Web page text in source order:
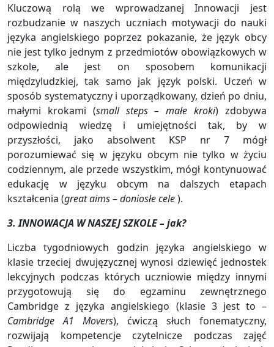
Kluczową rolą we wprowadzanej Innowacji jest
rozbudzanie w naszych uczniach motywacji do nauki
języka angielskiego poprzez pokazanie, że język obcy
nie jest tylko jednym z przedmiotów obowiązkowych w
szkole, ale jest on sposobem komunikacji
międzyludzkiej, tak samo jak język polski. Uczeń w
sposób systematyczny i uporządkowany, dzień po dniu,
małymi krokami (small steps – małe kroki) zdobywa
odpowiednią wiedzę i umiejętności tak, by w
przyszłości, jako absolwent KSP nr 7 mógł
porozumiewać się w języku obcym nie tylko w życiu
codziennym, ale przede wszystkim, mógł kontynuować
edukację w języku obcym na dalszych etapach
kształcenia (great aims–doniosłe cele).
3. INNOWACJA W NASZEJ SZKOLE– jak?
Liczba tygodniowych godzin języka angielskiego w
klasie trzeciej dwujęzycznej wynosi dziewięć jednostek
lekcyjnych podczas których uczniowie między innymi
przygotowują się do egzaminu zewnętrznego
Cambridge z języka angielskiego (klasie 3 jest to –
Cambridge A1 Movers), ćwiczą słuch fonematyczny,
rozwijają kompetencje czytelnicze podczas zajęć